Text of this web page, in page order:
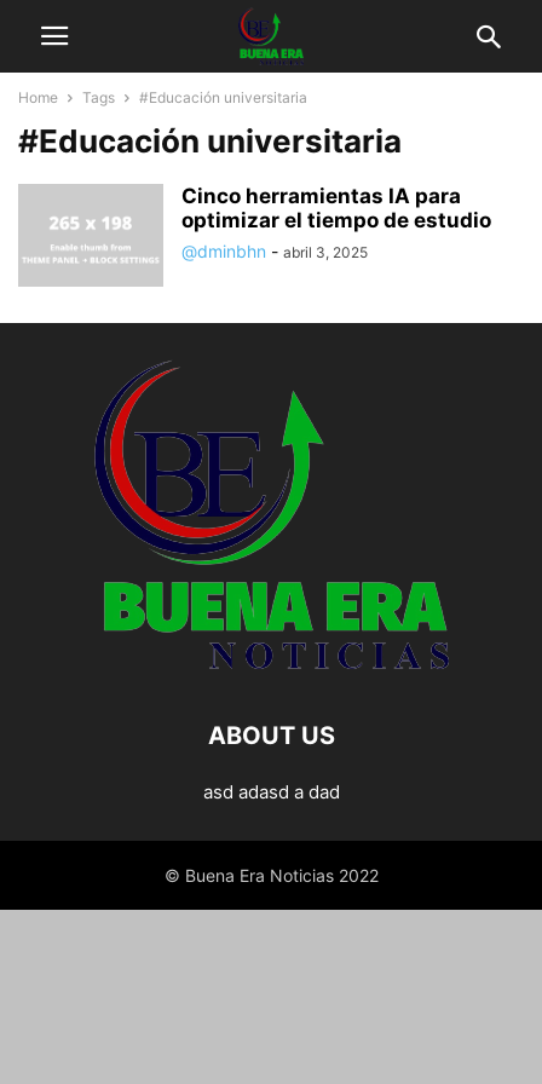
Home Tags #Educación universitaria
#Educación universitaria
Cinco herramientas IA para
optimizar el tiempo de estudio
@dminbhn - abril 3, 2025
ABOUT US
asd adasd a dad
© Buena Era Noticias 2022